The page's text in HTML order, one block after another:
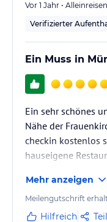
Vor 1 Jahr •
Verifizierter
Ein Muss in
Ein sehr schönes
Nähe der
checkin kostenlos
hauseigene
verdient.
Mehr anzeigen
Meilengutschrift
Hilfreich